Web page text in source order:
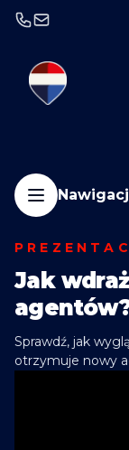
Jak
Sprawdź, jak
otrzymuje nowy